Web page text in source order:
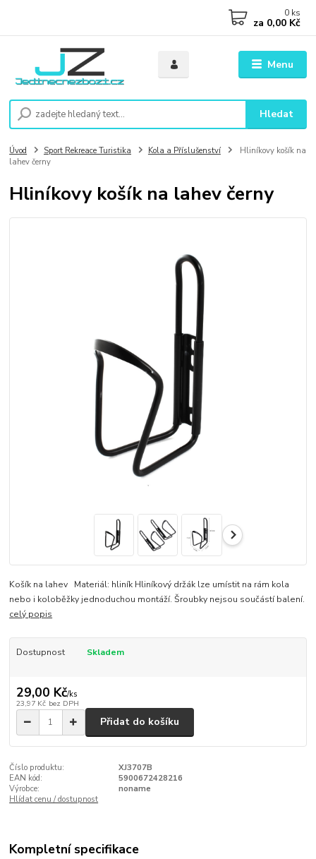
Menu
Hledat
0 ks
za 0,00 Kč
Úvod Sport Rekreace Turistika Kola a Příslušenství
Hliníkovy košík na
lahev černy
Hliníkovy košík na lahev černy
Košík na lahev Materiál: hliník Hliníkový držák lze umístit na rám kola
nebo i koloběžky jednoduchou montáží. Šroubky nejsou součástí balení.
celý popis
Dostupnost Skladem
29,00 Kč/ks
23,97 Kč bez DPH
Přidat do košíku
Číslo produktu:
XJ3707B
EAN kód:
5900672428216
Výrobce:
noname
Hlídat cenu / dostupnost
Kompletní specifikace